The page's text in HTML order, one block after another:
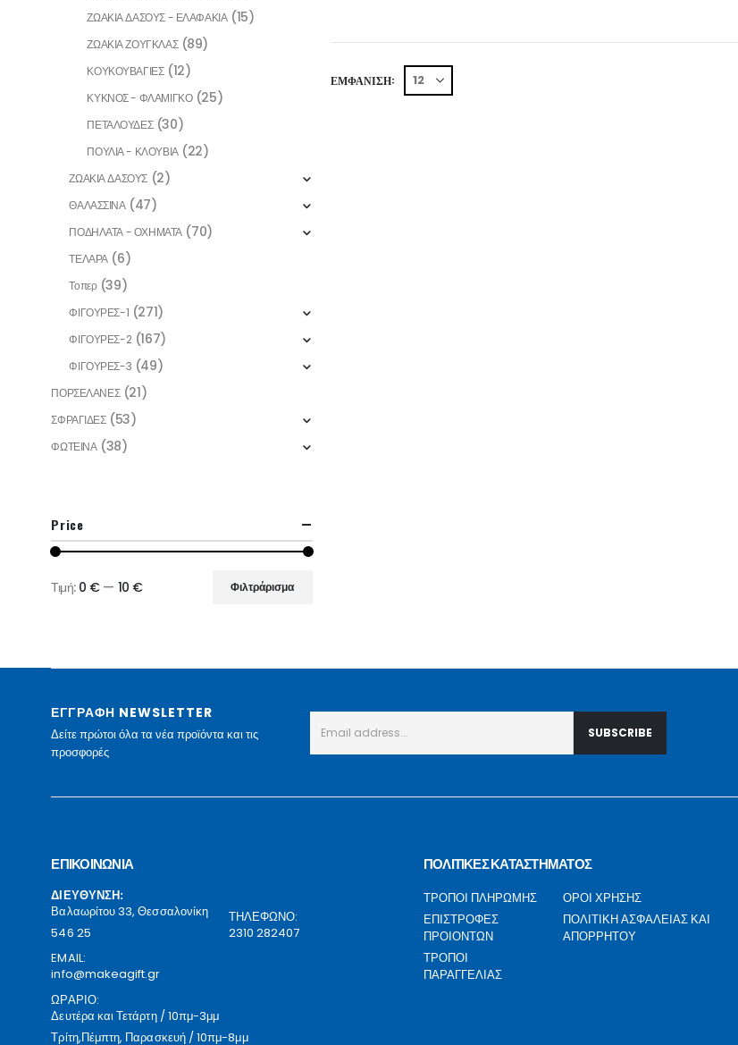
13.33 €
ΕΜΦΆΝΙΣΗ:
ΖΩΑΚΙΑ ΔΑΣΟΥΣ - ΕΛΑΦΑΚΙΑ (15)
ΖΩΑΚΙΑ ΖΟΥΓΚΛΑΣ (89)
ΚΟΥΚΟΥΒΑΓΙΕΣ (12)
ΚΥΚΝΟΣ - ΦΛΑΜΙΓΚΟ (25)
ΠΕΤΑΛΟΥΔΕΣ (30)
ΠΟΥΛΙΑ - ΚΛΟΥΒΙΑ (22)
ΖΩΑΚΙΑ ΔΑΣΟΥΣ (2)
ΘΑΛΑΣΣΙΝΑ (47)
ΠΟΔΗΛΑΤΑ - ΟΧΗΜΑΤΑ (70)
ΤΕΛΑΡΑ (6)
Τοπερ (39)
ΦΙΓΟΥΡΕΣ-1 (271)
ΦΙΓΟΥΡΕΣ-2 (167)
ΦΙΓΟΥΡΕΣ-3 (49)
ΠΟΡΣΕΛΑΝΕΣ (21)
ΣΦΡΑΓΙΔΕΣ (53)
ΦΩΤΕΙΝΑ (38)
Price
Ελάχιστη
Μέγιστη
Φιλτράρισμα
Τιμή: 0 €— 10 €
ΕΓΓΡΑΦΗ NEWSLETTER
Δείτε πρώτοι όλα τα νέα προϊόντα και τις
προσφορές
ΕΠΙΚΟΙΝΩΝΙΑ
ΔΙΕΥΘΥΝΣΗ:
Βαλαωρίτου 33, Θεσσαλονίκη
546 25
ΤΗΛΕΦΩΝΟ:
2310 282407
EMAIL:
info@makeagift.gr
ΩΡΑΡΙΟ:
Δευτέρα και Τετάρτη / 10πμ-3μμ
Τρίτη,Πέμπτη, Παρασκευή / 10πμ-8μμ
ΠΟΛΙΤΙΚΕΣ ΚΑΤΑΣΤΗΜΑΤΟΣ
ΤΡΟΠΟΙ ΠΛΗΡΩΜΗΣ
ΕΠΙΣΤΡΟΦΕΣ
ΠΡΟΙΟΝΤΩΝ
ΤΡΟΠΟΙ
ΠΑΡΑΓΓΕΛΙΑΣ
ΟΡΟΙ ΧΡΗΣΗΣ
ΠΟΛΙΤΙΚΗ ΑΣΦΑΛΕΙΑΣ ΚΑΙ
ΑΠΟΡΡΗΤΟΥ